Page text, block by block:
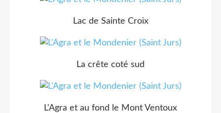
Lac de Sainte Croix
La crête coté sud
L'Agra et au fond le Mont Ventoux